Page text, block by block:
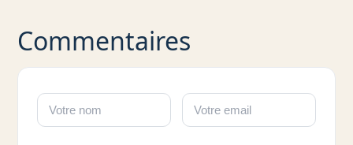
Commentaires